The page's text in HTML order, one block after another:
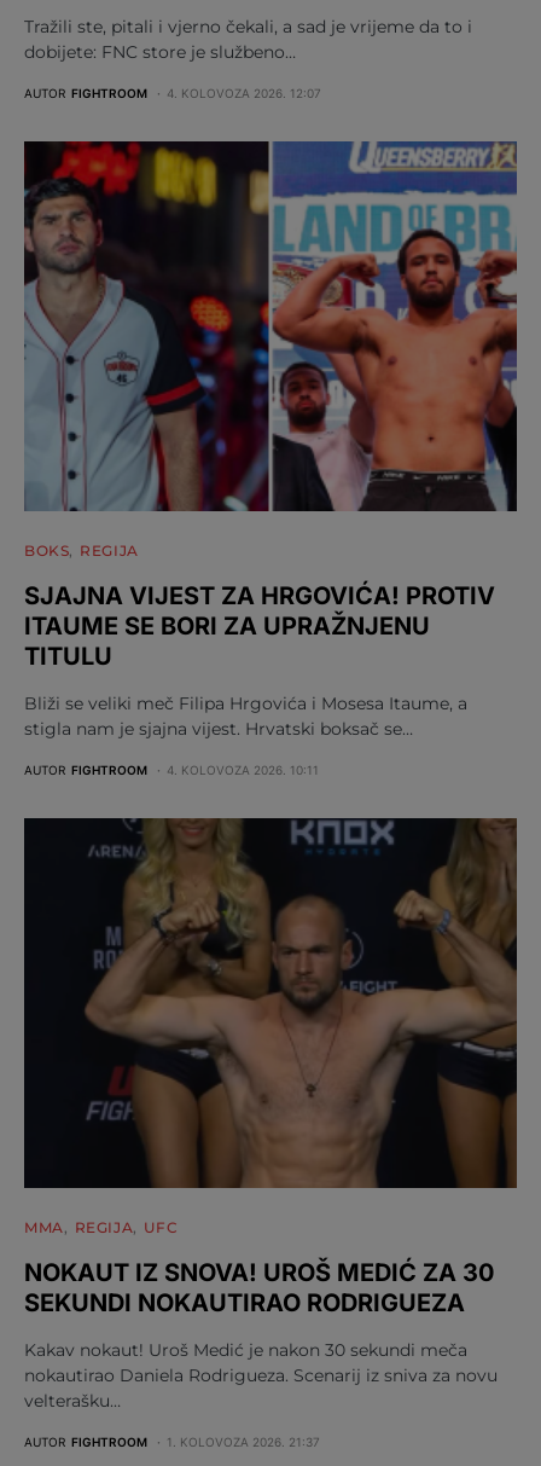
Tražili ste, pitali i vjerno čekali, a sad je vrijeme da to i
dobijete: FNC store je službeno…
AUTOR FIGHTROOM 4. KOLOVOZA 2026. 12:07
BOKS REGIJA
SJAJNA VIJEST ZA HRGOVIĆA! PROTIV
ITAUME SE BORI ZA UPRAŽNJENU
TITULU
Bliži se veliki meč Filipa Hrgovića i Mosesa Itaume, a
stigla nam je sjajna vijest. Hrvatski boksač se…
AUTOR FIGHTROOM 4. KOLOVOZA 2026. 10:11
MMA REGIJA UFC
NOKAUT IZ SNOVA! UROŠ MEDIĆ ZA 30
SEKUNDI NOKAUTIRAO RODRIGUEZA
Kakav nokaut! Uroš Medić je nakon 30 sekundi meča
nokautirao Daniela Rodrigueza. Scenarij iz sniva za novu
velterašku…
AUTOR FIGHTROOM 1. KOLOVOZA 2026. 21:37